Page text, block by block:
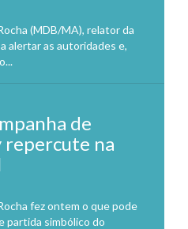
(MDB/MA), relator da
alertar as autoridades e,
de
repercute na
fez ontem o que pode
partida simbólico do